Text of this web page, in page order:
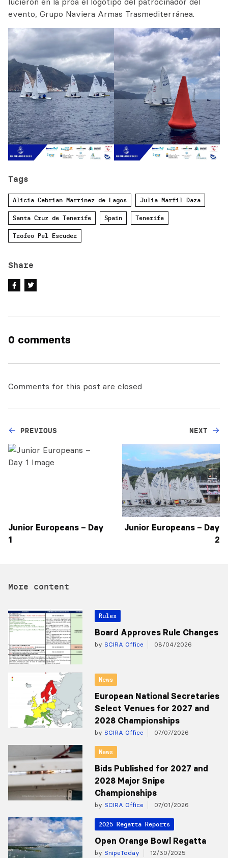
evento, Grupo Naviera Armas Trasmediterránea.
Tags
Alicia Cebrian Martinez de Lagos Julia Marfil Daza
Santa Cruz de Tenerife Spain Tenerife
Trofeo Pel Escuder
Share
0 comments
Comments for this post are closed
PREVIOUS
Junior Europeans – Day
1
NEXT
Junior Europeans – Day
2
More content
Rules
Board Approves Rule Changes
by SCIRA Office 08/04/2026
News
European National Secretaries
Select Venues for 2027 and
2028 Championships
by SCIRA Office 07/07/2026
News
Bids Published for 2027 and
2028 Major Snipe
Championships
by SCIRA Office 07/01/2026
2025 Regatta Reports
Open Orange Bowl Regatta
by SnipeToday 12/30/2025